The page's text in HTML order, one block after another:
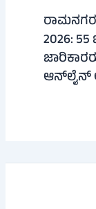
2026:
ಆನ್‌ಲೈನ್